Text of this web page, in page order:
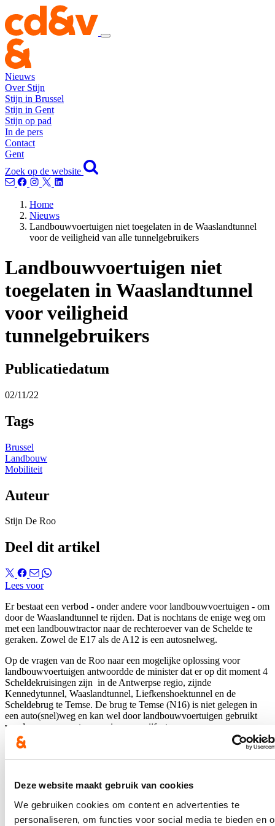
Deze website maakt gebruik van cookies
We gebruiken cookies om content en advertenties te
personaliseren, om functies voor social media te bieden en
Nieuws
Over Stijn
Stijn in Brussel
Stijn in Gent
Stijn op pad
In de pers
Contact
Gent
Zoek op de website
Home
Nieuws
Landbouwvoertuigen niet toegelaten in de Waaslandtunnel
voor de veiligheid van alle tunnelgebruikers
Landbouwvoertuigen niet
toegelaten in Waaslandtunnel
voor veiligheid
tunnelgebruikers
Publicatiedatum
02/11/22
Tags
Brussel
Landbouw
Mobiliteit
Auteur
Stijn De Roo
Deel dit artikel
Lees voor
Er bestaat een verbod - onder andere voor landbouwvoertuigen - om
door de Waaslandtunnel te rijden. Dat is nochtans de enige weg om
met een landbouwtractor naar de rechteroever van de Schelde te
geraken. Zowel de E17 als de A12 is een autosnelweg.
Op de vragen van de Roo naar een mogelijke oplossing voor
landbouwvoertuigen antwoordde de minister dat er op dit moment 4
Scheldekruisingen zijn in de Antwerpse regio, zijnde
Kennedytunnel, Waaslandtunnel, Liefkenshoektunnel en de
Scheldebrug te Temse. De brug te Temse (N16) is niet gelegen in
een auto(snel)weg en kan wel door landbouwvoertuigen gebruikt
worden maar vormt een serieuze omrijfactor.
Het is vooral vanuit tunnelveiligheid zeer belangrijk dat er geen
voertuigen boven 3,5 ton door de Waaslandtunnel rijden. Dit
smalle tunnel, dateert uit 1933 (!), zeer lang met een lengte van 1800
meter en 2 richtingsverkeer, zonder scheiding van de rijrichtingen.
Het toelaten van landbouwvoertuigen zou te veel extra risico’s met
zich meebrengen voor alle tunnelgebruikers gezien de hoge